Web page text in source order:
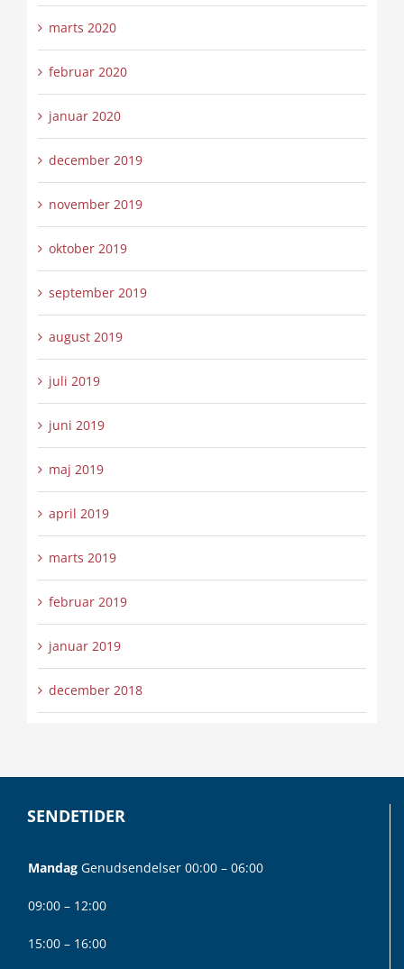
marts 2020
februar 2020
januar 2020
december 2019
november 2019
oktober 2019
september 2019
august 2019
juli 2019
juni 2019
maj 2019
april 2019
marts 2019
februar 2019
januar 2019
december 2018
SENDETIDER
Mandag Genudsendelser 00:00 – 06:00
09:00 – 12:00
15:00 – 16:00